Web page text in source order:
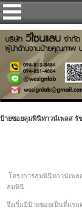
ป้ายซอยลุมพินีทาวน์เพลส รั
โครงการลุมพินีทาวน์เพล
ลุมพินี
จึงเริ่มมีป้ายซอยเป็นที่แรก